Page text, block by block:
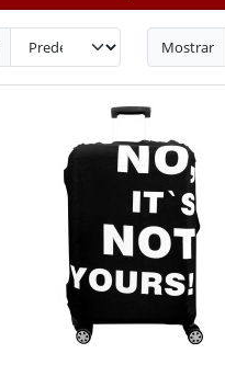
Mostrar